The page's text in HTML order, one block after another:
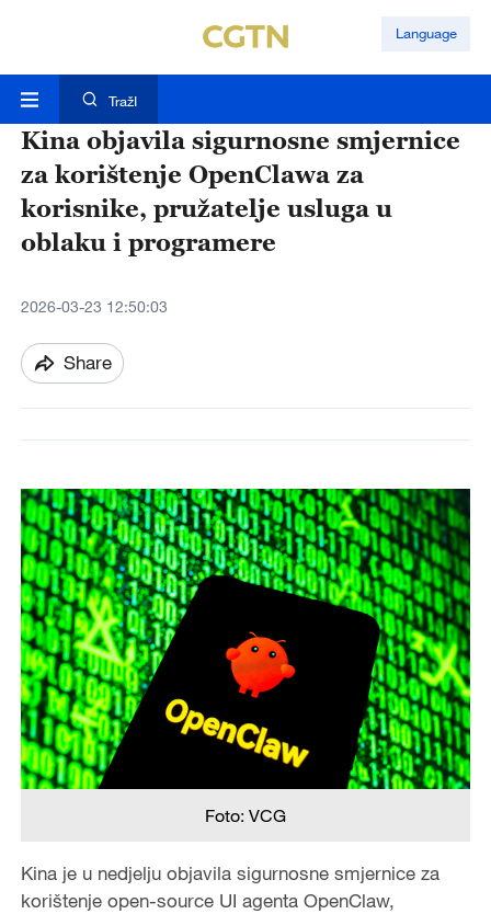
Language
TražI
Kina objavila sigurnosne smjernice
za korištenje OpenClawa za
korisnike, pružatelje usluga u
oblaku i programere
2026-03-23 12:50:03
Share
Foto: VCG
Kina je u nedjelju objavila sigurnosne smjernice za
korištenje open-source UI agenta OpenClaw,